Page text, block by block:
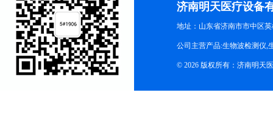
济南明天医疗设备
地址：山东省济南市市中区
公司主营产品:生物波检测仪,
© 2026 版权所有：济南明天